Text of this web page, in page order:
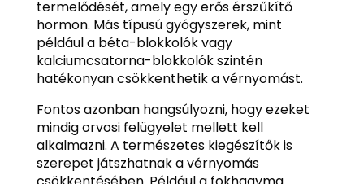
termelődését, amely egy erős érszűkítő
hormon. Más típusú gyógyszerek, mint
például a béta-blokkolók vagy
kalciumcsatorna-blokkolók szintén
hatékonyan csökkenthetik a vérnyomást.
Fontos azonban hangsúlyozni, hogy ezeket
mindig orvosi felügyelet mellett kell
alkalmazni. A természetes kiegészítők is
szerepet játszhatnak a vérnyomás